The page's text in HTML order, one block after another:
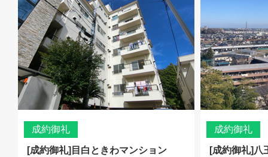
成約御礼
[成約御礼]目白ときわマンション
成約御礼
[成約御礼]八